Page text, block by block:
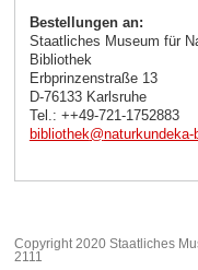
Bestellungen an:
Staatliches Museum für
Bibliothek
Erbprinzenstraße 13
D-76133 Karlsruhe
Tel.: ++49-721-1752883
bibliothek@naturkundeka-
Copyright 2020 Staatliches
2111